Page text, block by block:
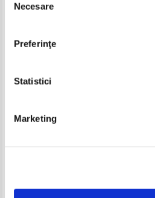
consimțământului
Necesare
Preferinţe
Statistici
Marketing
Mihail Gabriel Badea -
Adaugă în coș